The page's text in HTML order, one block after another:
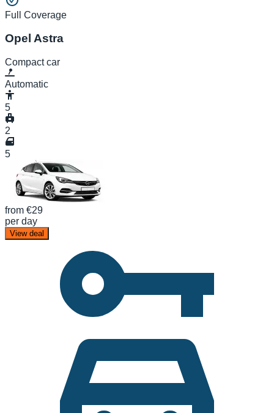
Full Coverage
Opel Astra
Compact car
Automatic
5
2
5
from €29
per day
View deal